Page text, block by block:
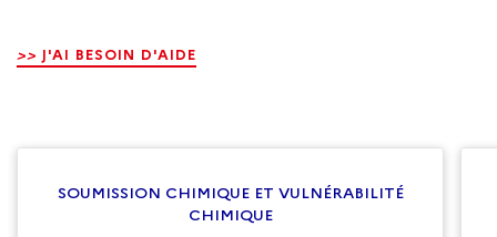
>> J'AI BESOIN D'AIDE
SOUMISSION CHIMIQUE ET VULNÉRABILITÉ
CHIMIQUE